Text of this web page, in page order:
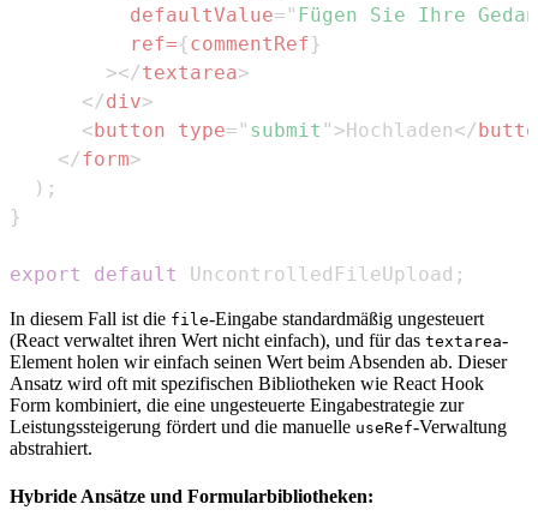
defaultValue= " Fügen Sie Ihre
ref={commentRef}
></textarea>
</div>
< button type= " submit " > Hochladen</
</form>
) ;
}
export default UncontrolledFileUpload ;
In diesem Fall ist die file-Eingabe standardmäßig ungesteuert
(React verwaltet ihren Wert nicht einfach), und für das textarea-
Element holen wir einfach seinen Wert beim Absenden ab. Dieser
Ansatz wird oft mit spezifischen Bibliotheken wie React Hook
Form kombiniert, die eine ungesteuerte Eingabestrategie zur
Leistungssteigerung fördert und die manuelle useRef-Verwaltung
abstrahiert.
Hybride Ansätze und Formularbibliotheken: